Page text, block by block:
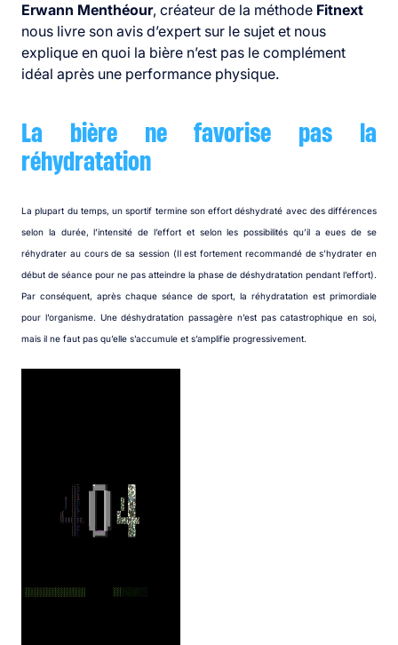
Erwann Menthéour, créateur de la méthode Fitnext
nous livre son avis d’expert sur le sujet et nous
explique en quoi la bière n’est pas le complément
idéal après une performance physique.
La bière ne favorise pas la
réhydratation
La plupart du temps, un sportif termine son effort déshydraté avec des différences
selon la durée, l’intensité de l’effort et selon les possibilités qu’il a eues de se
réhydrater au cours de sa session (Il est fortement recommandé de s’hydrater en
début de séance pour ne pas atteindre la phase de déshydratation pendant l’effort).
Par conséquent, après chaque séance de sport, la réhydratation est primordiale
pour l’organisme. Une déshydratation passagère n’est pas catastrophique en soi,
mais il ne faut pas qu’elle s’accumule et s’amplifie progressivement.